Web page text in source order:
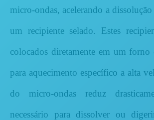
micro-ondas, acelerando a dissolução
um recipiente selado. Estes
colocados diretamente em um forno
para aquecimento específico a alta
do micro-ondas reduz
necessário para dissolver ou